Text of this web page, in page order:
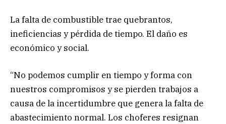
La falta de combustible trae quebrantos,
ineficiencias y pérdida de tiempo. El daño es
económico y social.
“No podemos cumplir en tiempo y forma con
nuestros compromisos y se pierden trabajos a
causa de la incertidumbre que genera la falta de
abastecimiento normal. Los choferes resignan